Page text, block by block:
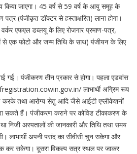
किया जाएगा। 45 वर्ष से 59 वर्ष के आयु समूह के
पत्र (पंजीकृत डॉक्टर से हस्ताक्षरित) लाना होगा।
एफएल डब्लयू के लिए रोजगार प्रमाण-पत्र,
से एक फोटो और जन्म तिथि के साथ) पंजीयन के लिए
गई। पंजीकरण तीन प्रकार से होगा। पहला एडवांस
लाभार्थी अग्रिम रूप
करके तथा आरोग्य सेतु आदि जैसे आईटी एप्लीकेशनों
सकते हैं। पंजीकरण कराने पर कोविड टीकाकरण के
निजी अस्पतालों की जानकारी और तिथि तथा समय
लाभार्थी अपनी पसंद का सीवीसी चुन सकेगा और
कर सकेगा। दूसरा विकल्प सत्र स्थल पर जाकर